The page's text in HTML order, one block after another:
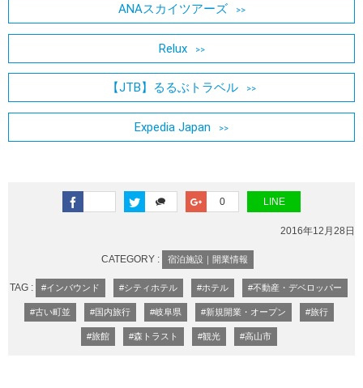
ANAスカイツアーズ
Relux
【JTB】るるぶトラベル
Expedia Japan
0 LINE
2016年12月28日
CATEGORY : 宿泊施設｜開業情報
TAG : #インバウンド #シティホテル #ホテル #不動産・デベロッパー
#古い町並 #国内旅行 #岐阜県 #新規開業・オープン #旅行
#旅館 #森トラスト #観光 #高山市